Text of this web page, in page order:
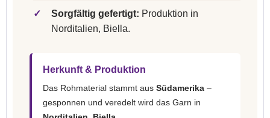
✓ Sorgfältig gefertigt: Produktion in
Norditalien, Biella.
Herkunft & Produktion
Das Rohmaterial stammt aus Südamerika –
gesponnen und veredelt wird das Garn in